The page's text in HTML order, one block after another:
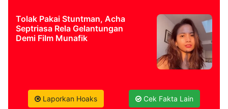
Tolak Pakai Stuntman, Acha
Septriasa Rela Gelantungan
Demi Film Munafik
Laporkan Hoaks Cek Fakta Lain